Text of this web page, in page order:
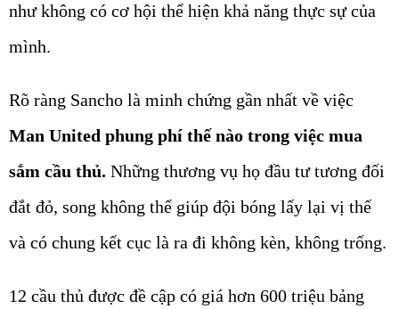
như không có cơ hội thể hiện khả năng thực sự của
mình.
Rõ ràng Sancho là minh chứng gần nhất về việc
Man United phung phí thế nào trong việc mua
sắm cầu thủ. Những thương vụ họ đầu tư tương đối
đắt đỏ, song không thể giúp đội bóng lấy lại vị thế
và có chung kết cục là ra đi không kèn, không trống.
12 cầu thủ được đề cập có giá hơn 600 triệu bảng